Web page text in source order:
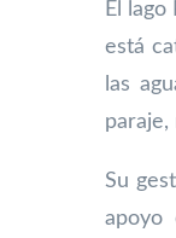
El
está
las
paraje,
Su
apoyo